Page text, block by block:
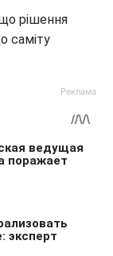
рішення
саміту